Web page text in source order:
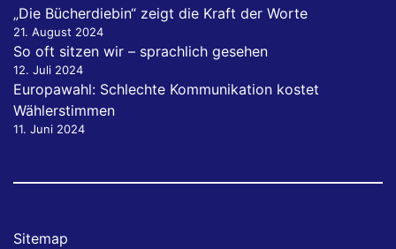
„Die Bücherdiebin“ zeigt die Kraft der Worte
21. August 2024
So oft sitzen wir – sprachlich gesehen
12. Juli 2024
Europawahl: Schlechte Kommunikation kostet
Wählerstimmen
11. Juni 2024
Sitemap